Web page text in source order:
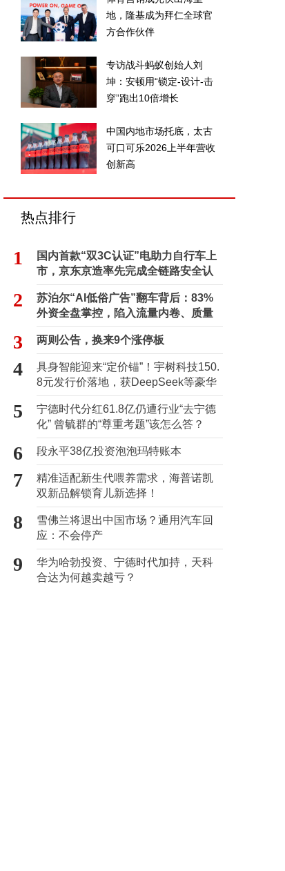
地，隆基成为拜仁全球官
方合作伙伴
专访战斗蚂蚁创始人刘
坤：安顿用“锁定-设计-击
穿”跑出10倍增长
中国内地市场托底，太古
可口可乐2026上半年营收
创新高
热点排行
1
国内首款“双3C认证”电助力自行车上
市，京东京造率先完成全链路安全认
证
2
苏泊尔“AI低俗广告”翻车背后：83%
外资全盘掌控，陷入流量内卷、质量
频发的负循环
3 两则公告，换来9个涨停板
4
具身智能迎来“定价锚”！宇树科技150.
8元发行价落地，获DeepSeek等豪华
战配加持
5
宁德时代分红61.8亿仍遭行业“去宁德
化” 曾毓群的“尊重考题”该怎么答？
6 段永平38亿投资泡泡玛特账本
7
精准适配新生代喂养需求，海普诺凯
双新品解锁育儿新选择！
8
雪佛兰将退出中国市场？通用汽车回
应：不会停产
9
华为哈勃投资、宁德时代加持，天科
合达为何越卖越亏？